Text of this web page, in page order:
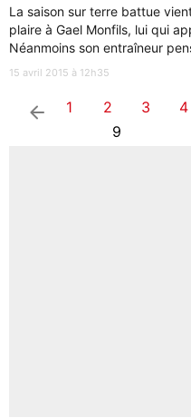
La saison sur terre battue
plaire à Gael Monfils, lui qui
Néanmoins son entraîneur
15 avril 2015 à 12h35
arrow_left 1 2 3 4
9